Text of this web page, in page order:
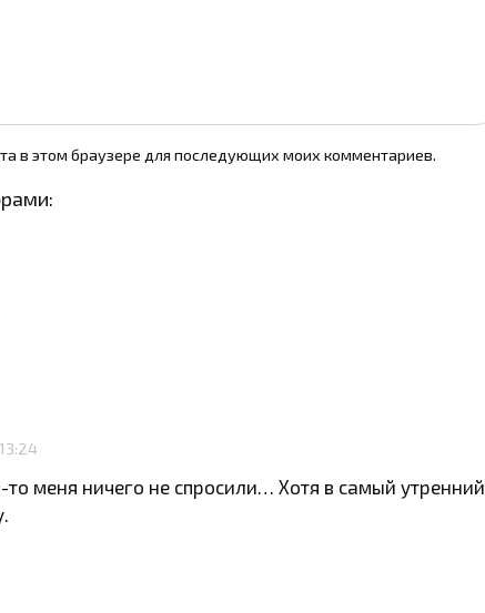
в этом браузере для последующих моих комментариев.
то меня ничего не спросили… Хотя в самый утренний